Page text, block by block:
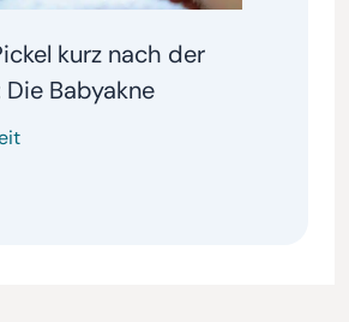
kurz nach der
Babyakne